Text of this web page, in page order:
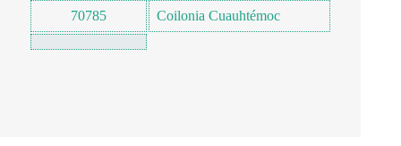
70785 Coilonia Cuauhtémoc